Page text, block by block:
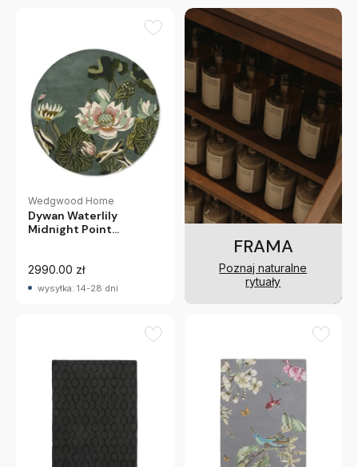
Wedgwood Home
Dywan Waterlily
Midnight Point
2990.00 zł
wysyłka: 14-28 dni
FRAMA
Poznaj naturalne
rytuały